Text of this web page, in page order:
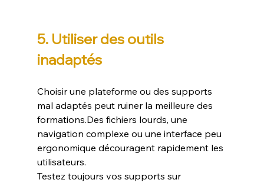
5. Utiliser des outils
inadaptés
Choisir une plateforme ou des supports
mal adaptés peut ruiner la meilleure des
formations.Des fichiers lourds, une
navigation complexe ou une interface peu
ergonomique découragent rapidement les
utilisateurs.
Testez toujours vos supports sur